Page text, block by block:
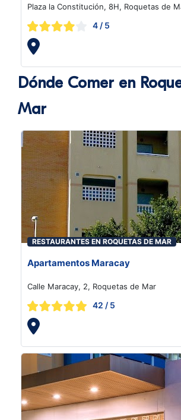
Plaza la Constitución, 8H, Roquetas de
4 / 5
Dónde Comer en
Mar
RESTAURANTES EN ROQUETAS DE MAR
Apartamentos Maracay
Calle Maracay, 2, Roquetas de Mar
42 / 5